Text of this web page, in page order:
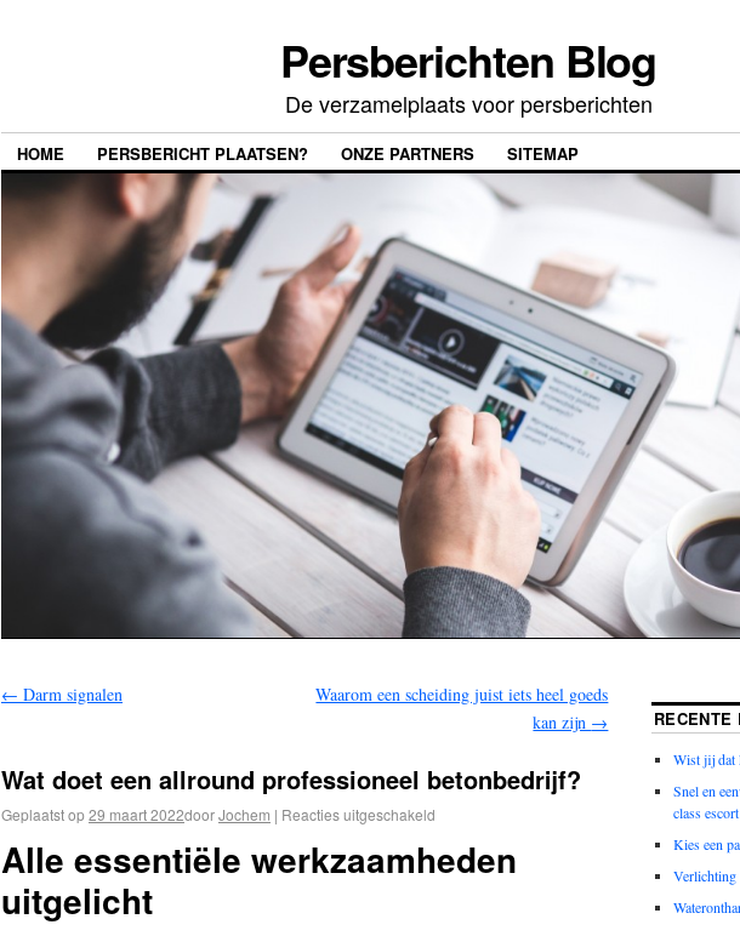
Persberichten Blog
De verzamelplaats voor persberichten
HOME PERSBERICHT PLAATSEN? ONZE PARTNERS SITEMAP
← Darm signalen
Waarom een scheiding juist iets heel goeds
kan zijn →
Wat doet een allround professioneel betonbedrijf?
Geplaatst op29 maart 2022doorJochem | Reacties uitgeschakeld
Alle essentiële werkzaamheden
uitgelicht
RECENTE
Wist jij dat
Snel en
class escort
Kies een
Verlichting